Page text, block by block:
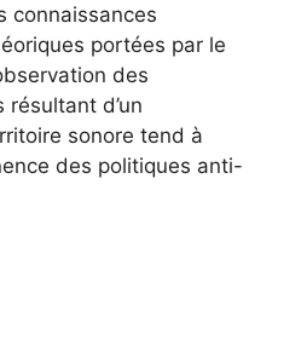
connaissances
portées par le
des
d’un
sonore tend à
des politiques anti-